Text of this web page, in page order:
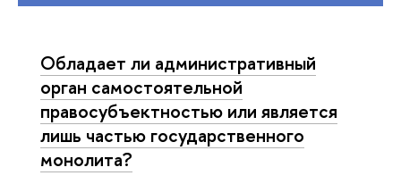
Обладает ли административный
орган самостоятельной
правосубъектностью или является
лишь частью государственного
монолита?